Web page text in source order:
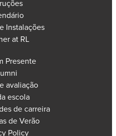
Instalações
at RL
Presente
avaliação
escola
de carreira
de Verão
Policy